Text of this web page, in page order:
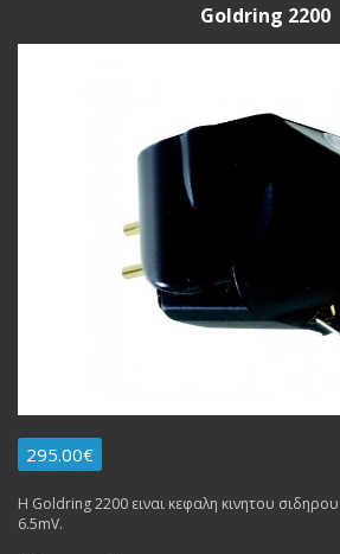
Goldring 2200
295.00€
Η Goldring 2200 ειναι κεφαλη κινητου
6.5mV.